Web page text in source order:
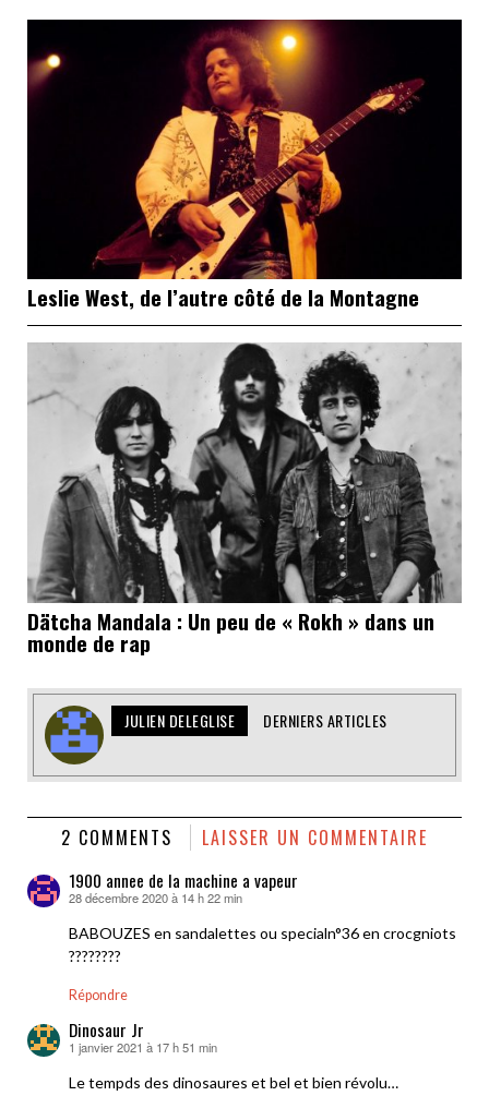
Leslie West, de l’autre côté de la Montagne
Dätcha Mandala : Un peu de « Rokh » dans un
monde de rap
JULIEN DELEGLISE DERNIERS ARTICLES
2 COMMENTS LAISSER UN COMMENTAIRE
1900 annee de la machine a vapeur
dit :
28 décembre 2020 à 14 h 22 min
BABOUZES en sandalettes ou specialn°36 en crocgniots
????????
Répondre
Dinosaur Jr
dit :
1 janvier 2021 à 17 h 51 min
Le tempds des dinosaures et bel et bien révolu…